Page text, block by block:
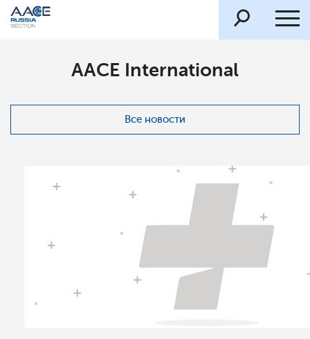
AACE International
Все новости